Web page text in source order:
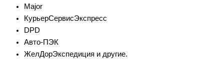
Major
КурьерСервисЭкспресс
DPD
Авто-ПЭК
ЖелДорЭкспедиция и другие.